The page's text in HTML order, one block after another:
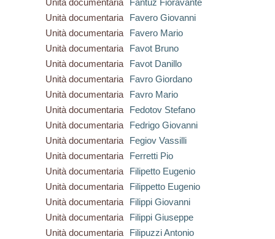
Unità documentaria
Fantuz Fioravante
Unità documentaria
Favero Giovanni
Unità documentaria
Favero Mario
Unità documentaria
Favot Bruno
Unità documentaria
Favot Danillo
Unità documentaria
Favro Giordano
Unità documentaria
Favro Mario
Unità documentaria
Fedotov Stefano
Unità documentaria
Fedrigo Giovanni
Unità documentaria
Fegiov Vassilli
Unità documentaria
Ferretti Pio
Unità documentaria
Filipetto Eugenio
Unità documentaria
Filippetto Eugenio
Unità documentaria
Filippi Giovanni
Unità documentaria
Filippi Giuseppe
Unità documentaria
Filipuzzi Antonio